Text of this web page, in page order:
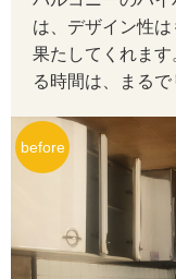
は、デザイン性
果たしてくれま
る時間は、まるで